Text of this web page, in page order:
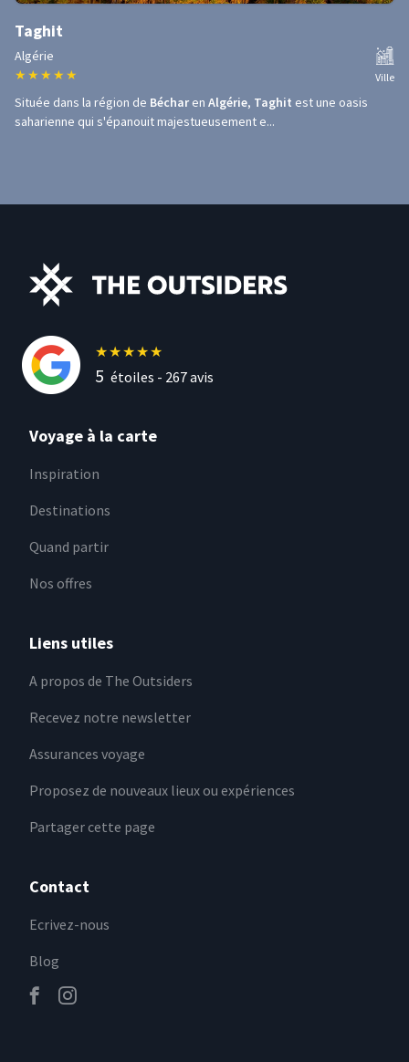
Taghit
Algérie
★ ★ ★ ★ ★ Ville
Située dans la région de Bécharen Algérie, Taghit est une oasis
saharienne qui s'épanouit majestueusement e...
★★★★★
5 étoiles - 267avis
Voyage à la carte
Inspiration
Destinations
Quand partir
Nos offres
Liens utiles
A propos de The Outsiders
Recevez notre newsletter
Assurances voyage
Proposez de nouveaux lieux ou expériences
Partager cette page
Contact
Ecrivez-nous
Blog